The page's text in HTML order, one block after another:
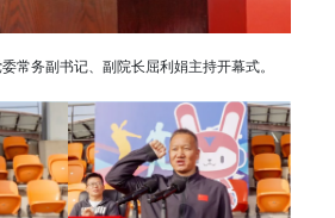
常务副书记、副院长屈利娟主持开幕式。